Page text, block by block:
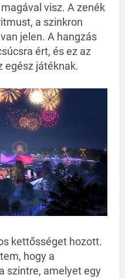
visz. A zenék
a szinkron
jelen. A hangzás
ért, és ez az
egész játéknak.
kettősséget hozott.
hogy a
szintre, amelyet egy